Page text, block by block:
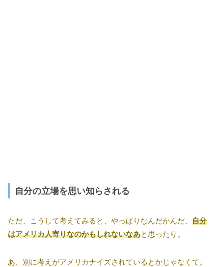
自分の立場を思い知らされる
ただ、こうして考えてみると、やっぱりなんだかんだ、 自分
はアメリカ人寄りなのかもしれないなあと思ったり。
あ、別に考えがアメリカナイズされているとかじゃなくて。